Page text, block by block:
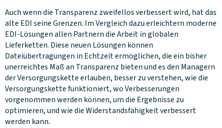
Auch wenn die Transparenz zweifellos verbessert wird, hat das
alte EDI seine Grenzen. Im Vergleich dazu erleichtern moderne
EDI-Lösungen allen Partnern die Arbeit in globalen
Lieferketten. Diese neuen Lösungen können
Dateiübertragungen in Echtzeit ermöglichen, die ein bisher
unerreichtes Maß an Transparenz bieten und es den Managern
der Versorgungskette erlauben, besser zu verstehen, wie die
Versorgungskette funktioniert, wo Verbesserungen
vorgenommen werden können, um die Ergebnisse zu
optimieren, und wie die Widerstandsfähigkeit verbessert
werden kann.